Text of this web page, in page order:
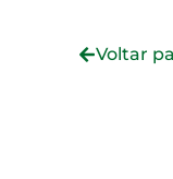
Voltar